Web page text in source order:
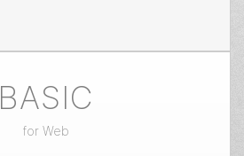
BASIC
for Web